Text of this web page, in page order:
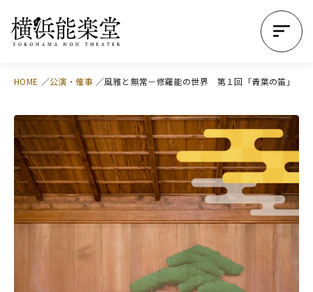
HOME 公演・催事 風雅と無常－修羅能の世界 第１回「青葉の笛」